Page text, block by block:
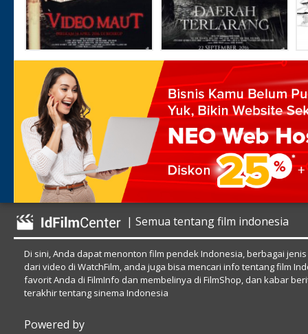
| Semua tentang film indonesia
Di sini, Anda dapat menonton film pendek Indonesia, berbagai
dari video di WatchFilm, anda juga bisa mencari info tentang film
favorit Anda di FilmInfo dan membelinya di FilmShop, dan kabar
terakhir tentang sinema Indonesia
Powered by